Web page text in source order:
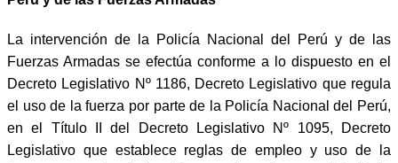
La intervención de la Policía Nacional del Perú y de las
Fuerzas Armadas se efectúa conforme a lo dispuesto en el
Decreto Legislativo Nº 1186, Decreto Legislativo que regula
el uso de la fuerza por parte de la Policía Nacional del Perú,
en el Título II del Decreto Legislativo Nº 1095, Decreto
Legislativo que establece reglas de empleo y uso de la